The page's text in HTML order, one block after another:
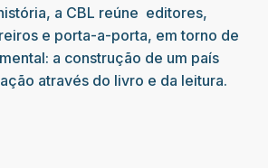
a CBL reúne editores,
e porta-a-porta, em torno de
a construção de um país
através do livro e da leitura.